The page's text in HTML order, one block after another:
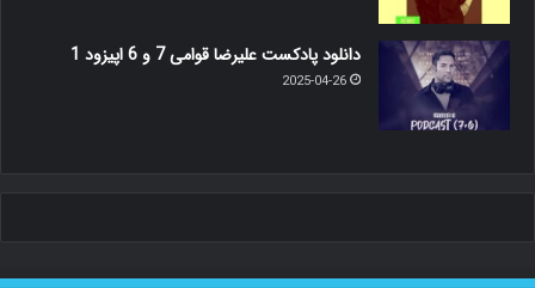
دانلود پادکست علیرضا قوامی 7 و 6 اپیزود 1
2025-04-26